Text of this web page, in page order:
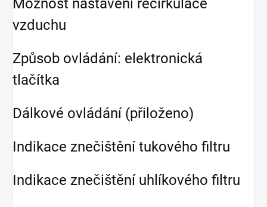
Možnost nastavení recirkulace
vzduchu
Způsob ovládání: elektronická
tlačítka
Dálkové ovládání (přiloženo)
Indikace znečištění tukového filtru
Indikace znečištění uhlíkového filtru